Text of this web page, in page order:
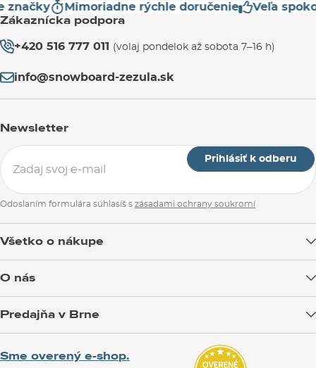
Mimoriadne rýchle doručenie Veľa
Zákaznícka podpora
+420 516 777 011 (volaj pondelok až sobota 7–16 h)
info@snowboard-zezula.sk
Newsletter
Prihlásiť k odberu
Odoslaním formulára súhlasíš s zásadami ochrany soukromí
Všetko o nákupe
Výmena a vrátenie tovaru
Reklamácie
Návody na použitie a údržbu
O nás
SNOWBOARD ZEZULA Team
Predajňa v Brne
Mapa a ako k nám
Sme overený e-shop.